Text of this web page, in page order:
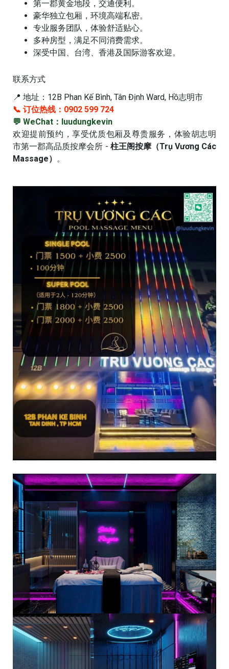
第一郡黄金地段，交通便利。
豪华独立包厢，环境高端私密。
专业服务团队，体验舒适贴心。
多种房型，满足不同消费需求。
深受中国、台湾、香港及国际游客欢迎。
联系方式
📍 地址：12B Phan Kế Bình, Tân Định Ward, Hồ志明市
📞 订位热线：0902 599 724
💬 WeChat：luudungkevin
欢迎提前预约，享受优质包厢及尊贵服务，体验胡志明
市第一郡高品质按摩会所 - 柱王阁按摩（Trụ Vương Các
Massage） 。